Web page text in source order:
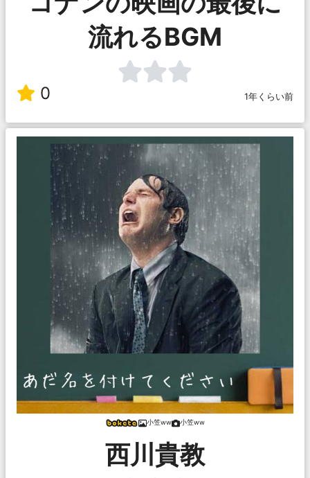
流れるBGM
0 1年くらい前
小笠ww 小笠ww
西川貴教